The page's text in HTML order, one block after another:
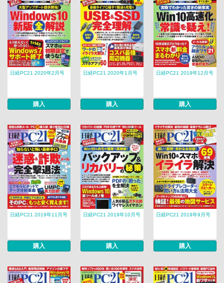
日経PC21 2020年2月号
購入
日経PC21 2020年1月号
購入
日経PC21 2019年12月号
購入
日経PC21 2019年11月号
購入
日経PC21 2019年10月号
購入
日経PC21 2019年9月号
購入